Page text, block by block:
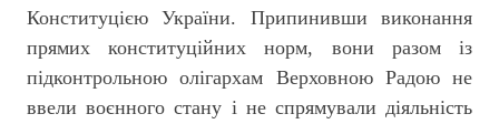
Конституцією України. Припинивши виконання
прямих конституційних норм, вони разом із
підконтрольною олігархам Верховною Радою не
ввели воєнного стану і не спрямували діяльність